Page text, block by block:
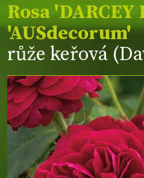
Rosa 'DARCEY
'AUSdecorum'
růže keřová